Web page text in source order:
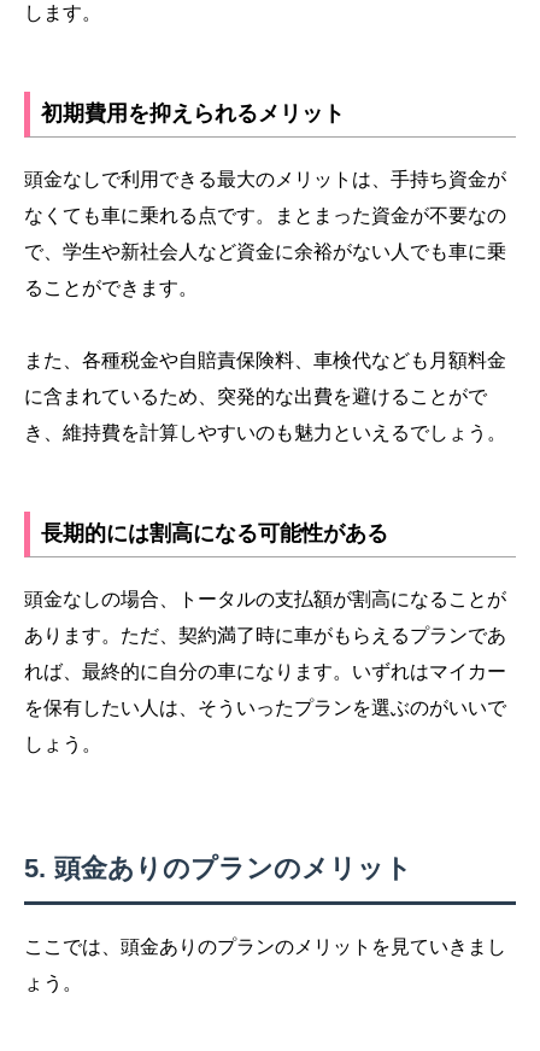
します。
初期費用を抑えられるメリット
頭金なしで利用できる最大のメリットは、手持ち資金が
なくても車に乗れる点です。まとまった資金が不要なの
で、学生や新社会人など資金に余裕がない人でも車に乗
ることができます。
また、各種税金や自賠責保険料、車検代なども月額料金
に含まれているため、突発的な出費を避けることがで
き、維持費を計算しやすいのも魅力といえるでしょう。
長期的には割高になる可能性がある
頭金なしの場合、トータルの支払額が割高になることが
あります。ただ、契約満了時に車がもらえるプランであ
れば、最終的に自分の車になります。いずれはマイカー
を保有したい人は、そういったプランを選ぶのがいいで
しょう。
頭金ありのプランのメリット
ここでは、頭金ありのプランのメリットを見ていきまし
ょう。